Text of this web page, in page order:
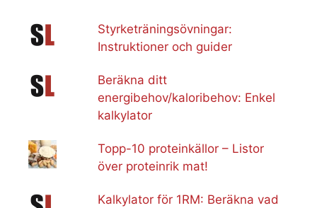
Styrketräningsövningar:
Instruktioner och guider
Beräkna ditt
energibehov/kaloribehov: Enkel
kalkylator
Topp-10 proteinkällor – Listor
över proteinrik mat!
Kalkylator för 1RM: Beräkna vad